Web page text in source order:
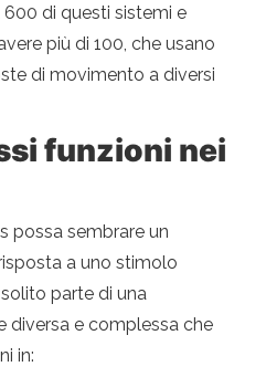
di questi sistemi e
più di 100, che usano
di movimento a diversi
funzioni nei
possa sembrare un
a uno stimolo
parte di una
diversa e complessa che
in: